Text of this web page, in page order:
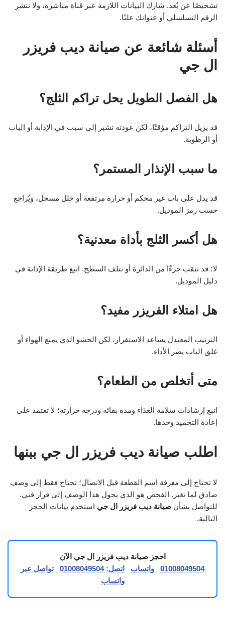
تشخيصًا عن بُعد. شارك البيانات اللازمة عبر قناة مباشرة، ولا تنشر
الرقم التسلسلي أو عنوانك علنًا.
أسئلة شائعة عن صيانة ديب فريزر
ال جي
هل الفصل الطويل يحل تراكم الثلج؟
قد يزيل التراكم مؤقتًا، لكن عودته تشير إلى سبب في الإذابة أو الباب
أو الرطوبة.
ما سبب الإنذار المستمر؟
قد يدل على باب غير محكم أو حرارة مرتفعة أو خلل مسجل، ويُراجع
حسب رمز الموديل.
هل أكسر الثلج بأداة معدنية؟
لا؛ قد تثقب جزءًا من الدائرة أو تتلف السطح. اتبع طريقة الإذابة في
دليل الموديل.
هل امتلاء الفريزر مفيد؟
الترتيب المعتدل يساعد الاستقرار، لكن الحشو الذي يمنع الهواء أو
غلق الباب يضر الأداء.
متى أتخلص من الطعام؟
اتبع إرشادات سلامة الغذاء ومدة بقائه ودرجة حرارته؛ لا تعتمد على
إعادة التجميد وحدها.
اطلب صيانة ديب فريزر ال جي ببنها
لا تحتاج إلى معرفة اسم القطعة قبل الاتصال؛ تحتاج فقط إلى وصف
صادق لما تغير. الفحص هو الذي يحول هذا الوصف إلى قرار فني.
للتواصل بشأن صيانة ديب فريزر ال جي استخدم بيانات الحجز
التالية.
احجز صيانة ديب فريزر ال جي الآن
01008049504
واتساب اتصل: 01008049504
تواصل عبر
واتساب